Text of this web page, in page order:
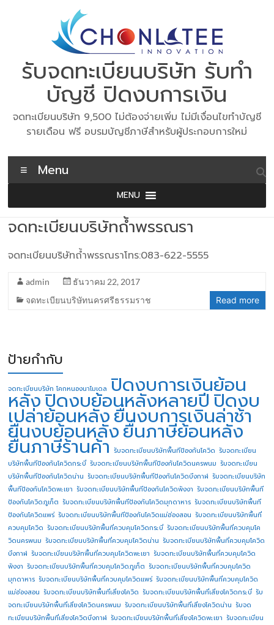
รับจดทะเบียนบริษัท รับทำ
บัญชี ปิดงบการเงิน
จดทะเบียนบริษัท 9,500 ไม่ต้องจ่ายเพิ่ม ไม่มีเงื่อนไขทำบัญชี
รายเดือน ฟรี อบรมบัญชีภาษีสำหรับผู้ประกอบการใหม่
Menu
MENU
จดทะเบียนบริษัทถ้ำพรรณรา
จดทะเบียนบริษัทถ้ำพรรณราโทร:083-622-5555
admin
ธันวาคม 22, 2017
จดทะเบียนบริษัทนครศรีธรรมราช
Read more
ป้ายกำกับ
จดทะเบียนบริษัท โคกหนองนาโมเดล ปิดงบการเงินย้อน
หลังปิดงบย้อนหลังหลายปี ปิดงบ
เปล่าย้อนหลังยื่นงบการเงินล่าช้า
ยื่นงบย้อนหลังยื่นภาษีย้อนหลัง
ยื่นภาษีร้านค้า รับจดทะเบียนบริษัทพื้นทีป้องกันโควิด รับจดทะเบียน
บริษัทพื้นทีป้องกันโควิดกระบี่ รับจดทะเบียนบริษัทพื้นทีป้องกันโควิดนครพนม รับจดทะเบียน
บริษัทพื้นทีป้องกันโควิดน่าน รับจดทะเบียนบริษัทพื้นทีป้องกันโควิดบึงกาฬ รับจดทะเบียนบริษัท
พื้นทีป้องกันโควิดพะเยา รับจดทะเบียนบริษัทพื้นทีป้องกันโควิดพังงา รับจดทะเบียนบริษัทพื้นที
ป้องกันโควิดภูเก็ต รับจดทะเบียนบริษัทพื้นทีป้องกันโควิดมุกดาหาร รับจดทะเบียนบริษัทพื้นที
ป้องกันโควิดแพร่ รับจดทะเบียนบริษัทพื้นทีป้องกันโควิดแม่ฮ่องสอน รับจดทะเบียนบริษัทพื้นที่
ควบคุมโควิด รับจดทะเบียนบริษัทพื้นที่ควบคุมโควิดกระบี่ รับจดทะเบียนบริษัทพื้นที่ควบคุมโค
วิดนครพนม รับจดทะเบียนบริษัทพื้นที่ควบคุมโควิดน่าน รับจดทะเบียนบริษัทพื้นที่ควบคุมโควิด
บึงกาฬ รับจดทะเบียนบริษัทพื้นที่ควบคุมโควิดพะเยา รับจดทะเบียนบริษัทพื้นที่ควบคุมโควิด
พังงา รับจดทะเบียนบริษัทพื้นที่ควบคุมโควิดภูเก็ต รับจดทะเบียนบริษัทพื้นที่ควบคุมโควิด
มุกดาหาร รับจดทะเบียนบริษัทพื้นที่ควบคุมโควิดแพร่ รับจดทะเบียนบริษัทพื้นที่ควบคุมโควิด
แม่ฮ่องสอน รับจดทะเบียนบริษัทพื้นที่เสี่ยงโควิด รับจดทะเบียนบริษัทพื้นที่เสี่ยงโควิดกระบี่ รับ
จดทะเบียนบริษัทพื้นที่เสี่ยงโควิดนครพนม รับจดทะเบียนบริษัทพื้นที่เสี่ยงโควิดน่าน รับจด
ทะเบียนบริษัทพื้นที่เสี่ยงโควิดบึงกาฬ รับจดทะเบียนบริษัทพื้นที่เสี่ยงโควิดพะเยา รับจดทะเบียน